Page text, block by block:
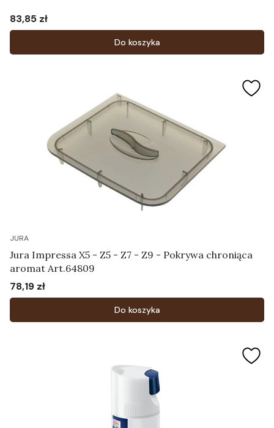
Cena
83,85 zł
Do koszyka
JURA
Jura Impressa X5 - Z5 - Z7 - Z9 - Pokrywa chroniąca
aromat Art.64809
Cena
78,19 zł
Do koszyka